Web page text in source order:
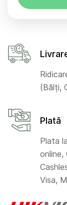
(Bălți,
Plată
Plata
online,
Visa,